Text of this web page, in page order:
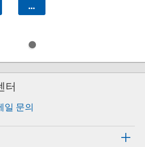
담기 카트에 담기
터
일 문의